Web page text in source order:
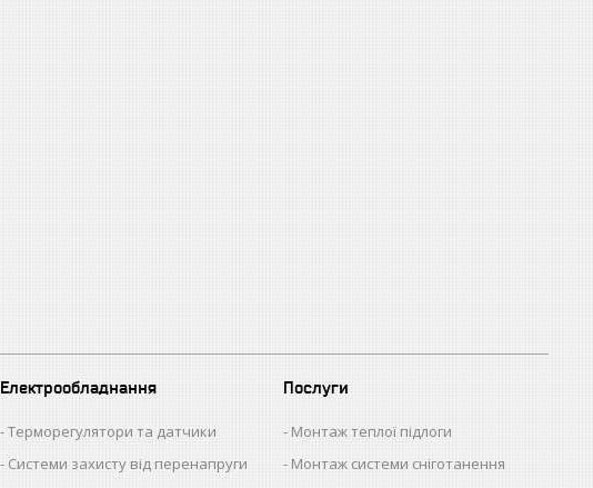
Електрообладнання
Терморегулятори та датчики
Системи захисту від перенапруги
Послуги
Монтаж теплої підлоги
Монтаж системи сніготанення